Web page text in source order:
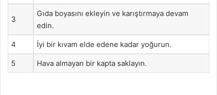
3
Gıda boyasını ekleyin ve karıştırmaya devam
edin.
4 İyi bir kıvam elde edene kadar yoğurun.
5 Hava almayan bir kapta saklayın.